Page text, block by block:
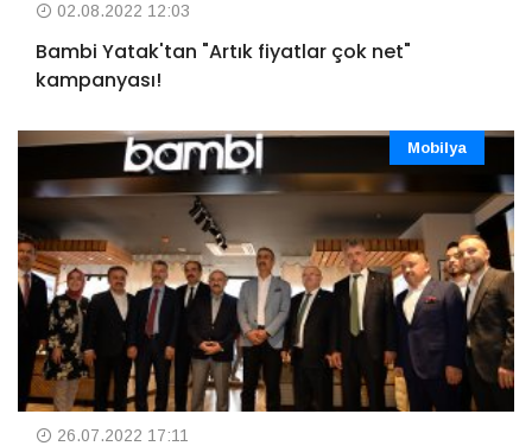
02.08.2022 12:03
Bambi Yatak'tan "Artık fiyatlar çok net"
kampanyası!
Mobilya
26.07.2022 17:11